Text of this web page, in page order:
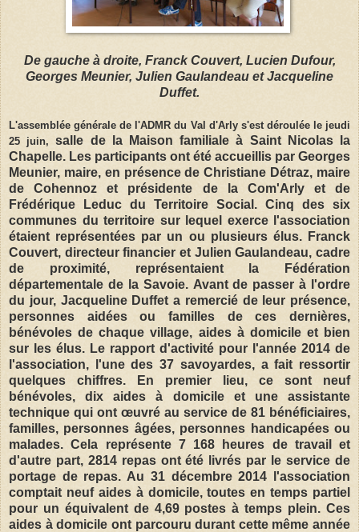
De gauche à droite, Franck Couvert, Lucien Dufour,
Georges Meunier, Julien Gaulandeau et Jacqueline
Duffet.
L'assemblée générale de l'ADMR du Val d'Arly s'est déroulée le jeudi
25 juin,salle de la Maison familiale à Saint Nicolas la
Chapelle. Les participants ont été accueillis par Georges
Meunier, maire, en présence de Christiane Détraz, maire
de Cohennoz et présidente de la Com'Arly et de
Frédérique Leduc du Territoire Social. Cinq des six
communes du territoire sur lequel exerce l'association
étaient représentées par un ou plusieurs élus. Franck
Couvert, directeur financier et Julien Gaulandeau, cadre
de proximité, représentaient la Fédération
départementale de la Savoie. Avant de passer à l'ordre
du jour, Jacqueline Duffet a remercié de leur présence,
personnes aidées ou familles de ces dernières,
bénévoles de chaque village, aides à domicile et bien
sur les élus. Le rapport d'activité pour l'année 2014 de
l'association, l'une des 37 savoyardes, a fait ressortir
quelques chiffres. En premier lieu, ce sont neuf
bénévoles, dix aides à domicile et une assistante
technique qui ont œuvré au service de 81 bénéficiaires,
familles, personnes âgées, personnes handicapées ou
malades. Cela représente 7 168 heures de travail et
d'autre part, 2814 repas ont été livrés par le service de
portage de repas. Au 31 décembre 2014 l'association
comptait neuf aides à domicile, toutes en temps partiel
pour un équivalent de 4,69 postes à temps plein. Ces
aides à domicile ont parcouru durant cette même année